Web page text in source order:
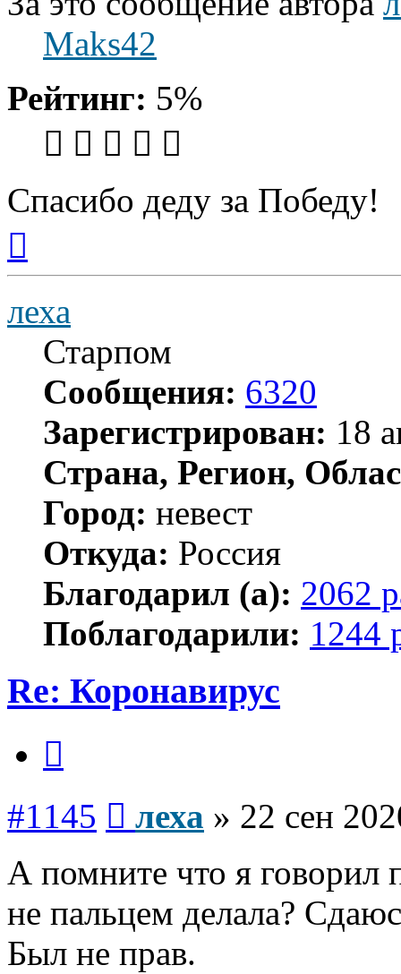
Maks42
Рейтинг: 5%
Спасибо деду за Победу!
началу
леха
Старпом
Сообщения: 6320
Зарегистрирован: 18
Страна, Регион,
Город: невест
Откуда: Россия
Благодарил (а): 2062
Поблагодарили: 1244
Re: Коронавирус
#1145 леха » 22 сен
А помните что я говорил
не пальцем делала?
Был не прав.